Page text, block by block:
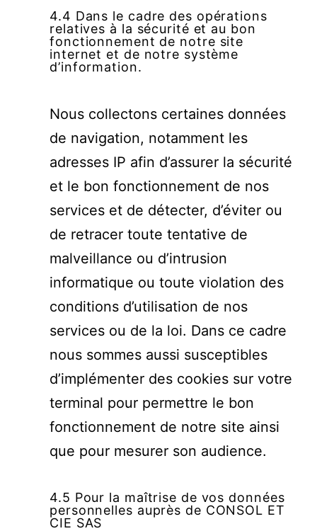
4.4 Dans le cadre des opérations
relatives à la sécurité et au bon
fonctionnement de notre site
internet et de notre système
d’information.
Nous collectons certaines données
de navigation, notamment les
adresses IP afin d’assurer la sécurité
et le bon fonctionnement de nos
services et de détecter, d’éviter ou
de retracer toute tentative de
malveillance ou d’intrusion
informatique ou toute violation des
conditions d’utilisation de nos
services ou de la loi. Dans ce cadre
nous sommes aussi susceptibles
d’implémenter des cookies sur votre
terminal pour permettre le bon
fonctionnement de notre site ainsi
que pour mesurer son audience.
4.5 Pour la maîtrise de vos données
personnelles auprès de CONSOL ET
CIE SAS